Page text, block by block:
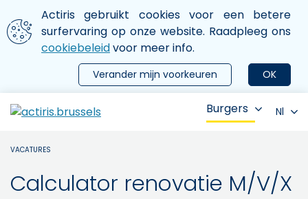
Aller au contenu principal
We gebruiken cookies
Actiris gebruikt cookies voor een betere
surfervaring op onze website. Raadpleeg ons
cookiebeleidvoor meer info.
OK
Verander mijn voorkeuren
le menu
Burgers Nl
VACATURES
Calculator renovatie M/V/X